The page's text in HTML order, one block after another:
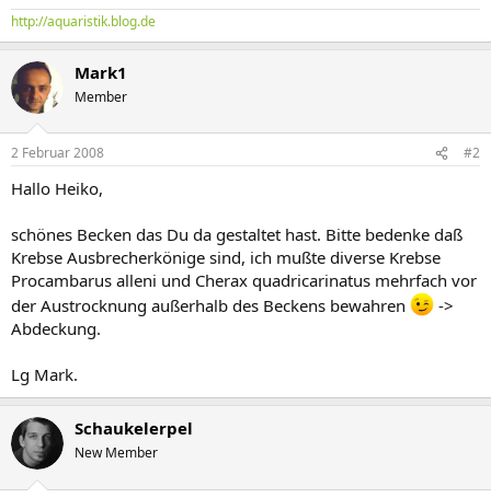
http://aquaristik.blog.de
Mark1
Member
2 Februar 2008 #2
Hallo Heiko,
schönes Becken das Du da gestaltet hast. Bitte bedenke daß
Krebse Ausbrecherkönige sind, ich mußte diverse Krebse
Procambarus alleni und Cherax quadricarinatus mehrfach vor
der Austrocknung außerhalb des Beckens bewahren
->
Abdeckung.
Lg Mark.
Schaukelerpel
New Member